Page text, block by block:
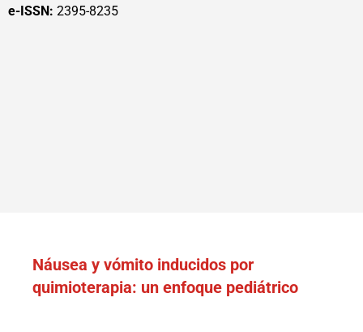
e-ISSN: 2395-8235
Náusea y vómito inducidos por
quimioterapia: un enfoque pediátrico